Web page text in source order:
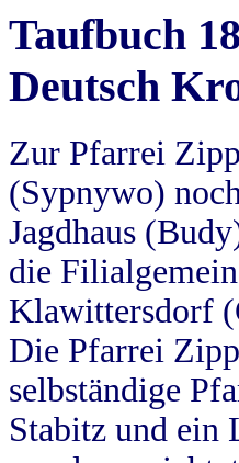
Taufbuch
Deutsch
Zur Pfarrei
(Sypnywo)
Jagdhaus
die
Klawittersdorf
Die Pfarrei
selbständige
Stabitz und ein